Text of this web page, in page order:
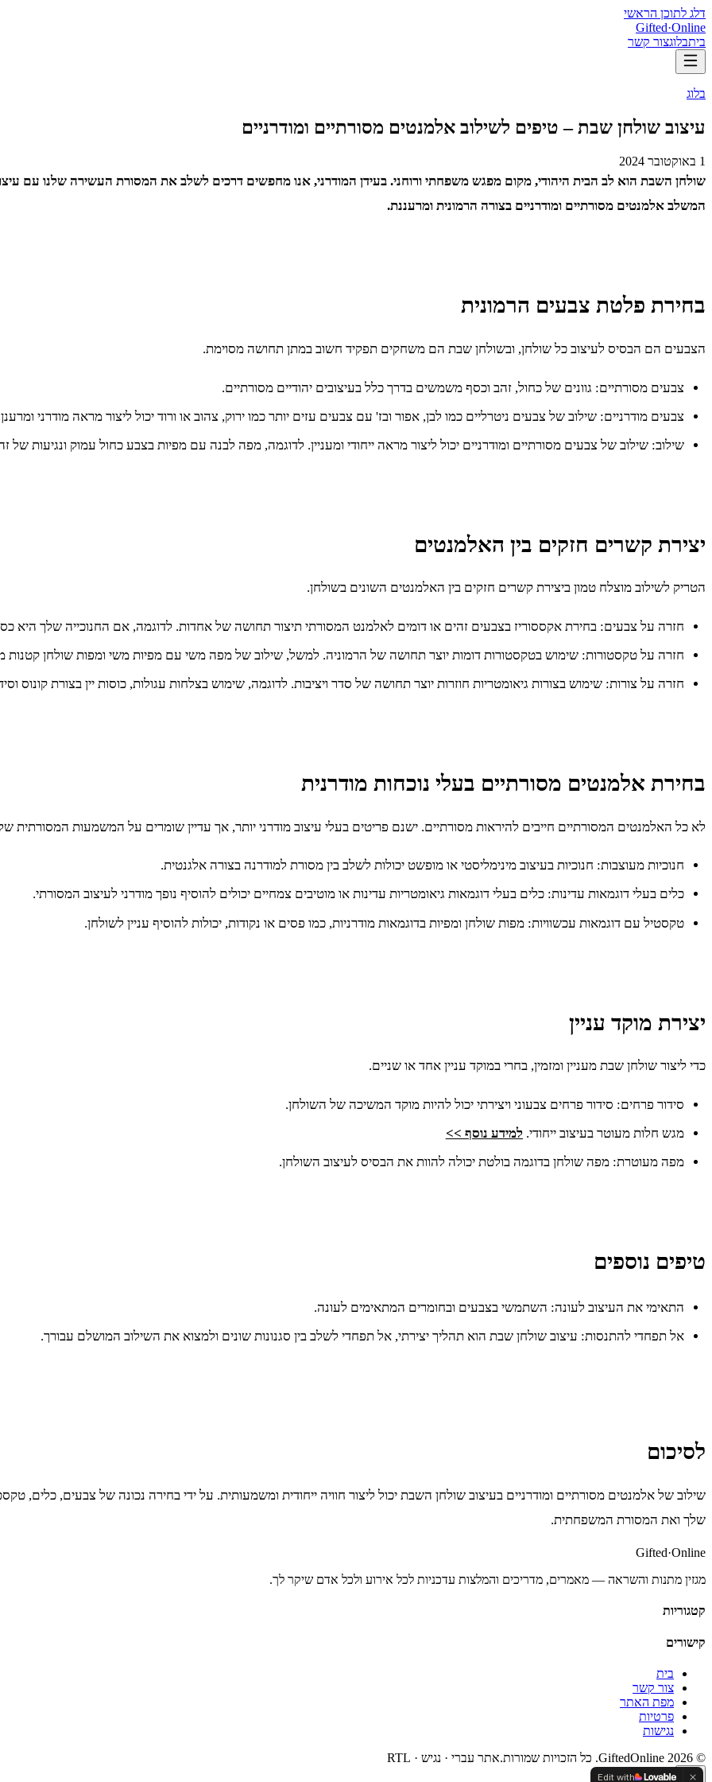
דלג לתוכן הראשי
Gifted·Online
ביתבלוגצור קשר
בלוג
עיצוב שולחן שבת – טיפים לשילוב אלמנטים מסורתיים ומודרניים
1 באוקטובר 2024
שולחן השבת הוא לב הבית היהודי, מקום מפגש משפחתי ורוחני. בעידן המודרני, אנו מחפשים דרכים לשלב את המסורת העשירה שלנו עם
המשלב אלמנטים מסורתיים ומודרניים בצורה הרמונית ומרעננת.
בחירת פלטת צבעים הרמונית
הצבעים הם הבסיס לעיצוב כל שולחן, ובשולחן שבת הם משחקים תפקיד חשוב במתן תחושה מסוימת.
צבעים מסורתיים: גוונים של כחול, זהב וכסף משמשים בדרך כלל בעיצובים יהודיים מסורתיים.
צבעים מודרניים: שילוב של צבעים ניטרליים כמו לבן, אפור ובז' עם צבעים עזים יותר כמו ירוק, צהוב או ורוד יכול ליצור מראה מודרני
שילוב: שילוב של צבעים מסורתיים ומודרניים יכול ליצור מראה ייחודי ומעניין. לדוגמה, מפה לבנה עם מפיות בצבע כחול עמוק ונגיעות של
יצירת קשרים חזקים בין האלמנטים
הטריק לשילוב מוצלח טמון ביצירת קשרים חזקים בין האלמנטים השונים בשולחן.
חזרה על צבעים: בחירת אקססוריז בצבעים זהים או דומים לאלמנט המסורתי תיצור תחושה של אחדות. לדוגמה, אם החנוכייה שלך היא
חזרה על טקסטורות: שימוש בטקסטורות דומות יוצר תחושה של הרמוניה. למשל, שילוב של מפה משי עם מפיות משי ומפות שולחן קטנות
חזרה על צורות: שימוש בצורות גיאומטריות חוזרות יוצר תחושה של סדר ויציבות. לדוגמה, שימוש בצלחות עגולות, כוסות יין בצורת קונוס
בחירת אלמנטים מסורתיים בעלי נוכחות מודרנית
לא כל האלמנטים המסורתיים חייבים להיראות מסורתיים. ישנם פריטים בעלי עיצוב מודרני יותר, אך עדיין שומרים על המשמעות המסורתית
חנוכיות מעוצבות: חנוכיות בעיצוב מינימליסטי או מופשט יכולות לשלב בין מסורת למודרנה בצורה אלגנטית.
כלים בעלי דוגמאות עדינות: כלים בעלי דוגמאות גיאומטריות עדינות או מוטיבים צמחיים יכולים להוסיף נופך מודרני לעיצוב המסורתי.
טקסטיל עם דוגמאות עכשוויות: מפות שולחן ומפיות בדוגמאות מודרניות, כמו פסים או נקודות, יכולות להוסיף עניין לשולחן.
יצירת מוקד עניין
כדי ליצור שולחן שבת מעניין ומזמין, בחרי במוקד עניין אחד או שניים.
סידור פרחים: סידור פרחים צבעוני ויצירתי יכול להיות מוקד המשיכה של השולחן.
מגש חלות מעוטר בעיצוב ייחודי. למידע נוסף >>
מפה מעוטרת: מפה שולחן בדוגמה בולטת יכולה להוות את הבסיס לעיצוב השולחן.
טיפים נוספים
התאימי את העיצוב לעונה: השתמשי בצבעים ובחומרים המתאימים לעונה.
אל תפחדי להתנסות: עיצוב שולחן שבת הוא תהליך יצירתי, אל תפחדי לשלב בין סגנונות שונים ולמצוא את השילוב המושלם עבורך.
לסיכום
שילוב של אלמנטים מסורתיים ומודרניים בעיצוב שולחן השבת יכול ליצור חוויה ייחודית ומשמעותית. על ידי בחירה נכונה של צבעים, כלים,
שלך ואת המסורת המשפחתית.
Gifted·Online
מגזין מתנות והשראה — מאמרים, מדריכים והמלצות עדכניות לכל אירוע ולכל אדם שיקר לך.
קטגוריות
קישורים
בית
צור קשר
מפת האתר
פרטיות
נגישות
©
2026 אתר עברי · נגיש · RTL
Edit with